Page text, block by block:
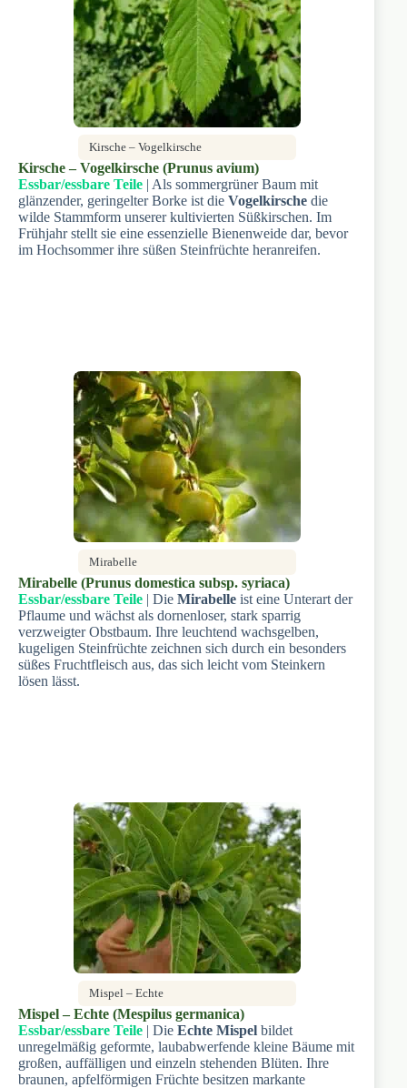
Kirsche – Vogelkirsche
Kirsche – Vogelkirsche (Prunus avium)
Essbar/essbare Teile | Als sommergrüner Baum mit
glänzender, geringelter Borke ist die Vogelkirsche die
wilde Stammform unserer kultivierten Süßkirschen. Im
Frühjahr stellt sie eine essenzielle Bienenweide dar, bevor
im Hochsommer ihre süßen Steinfrüchte heranreifen.
Mirabelle
Mirabelle (Prunus domestica subsp. syriaca)
Essbar/essbare Teile | Die Mirabelle ist eine Unterart der
Pflaume und wächst als dornenloser, stark sparrig
verzweigter Obstbaum. Ihre leuchtend wachsgelben,
kugeligen Steinfrüchte zeichnen sich durch ein besonders
süßes Fruchtfleisch aus, das sich leicht vom Steinkern
lösen lässt.
Mispel – Echte
Mispel – Echte (Mespilus germanica)
Essbar/essbare Teile | Die Echte Mispel bildet
unregelmäßig geformte, laubabwerfende kleine Bäume mit
großen, auffälligen und einzeln stehenden Blüten. Ihre
braunen, apfelförmigen Früchte besitzen markante